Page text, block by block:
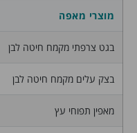
מוצרי מאפה
בגט צרפתי מקמח חיטה לבן
בצק עלים מקמח חיטה לבן
מאפין תפוחי עץ